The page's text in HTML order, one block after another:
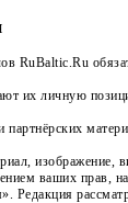
RuBaltic.Ru
их личную
изображение,
ваших прав,
Редакция